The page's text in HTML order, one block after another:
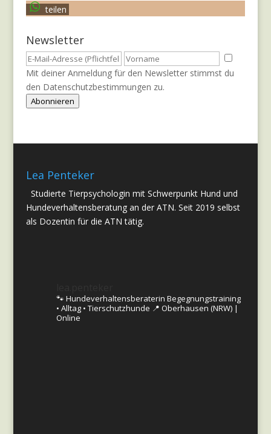
teilen
Newsletter
Mit deiner Anmeldung für den Newsletter stimmst du
den Datenschutzbestimmungen zu.
Abonnieren
Lea Penteker
Studierte Tierpsychologin mit Schwerpunkt Hund und
Hundeverhaltensberatung an der ATN. Seit 2019 selbst
als Dozentin für die ATN tätig.
🐾 Hundeverhaltensberaterin Begegnungstraining
• Alltag • Tierschutzhunde 📍 Oberhausen (NRW) |
Online